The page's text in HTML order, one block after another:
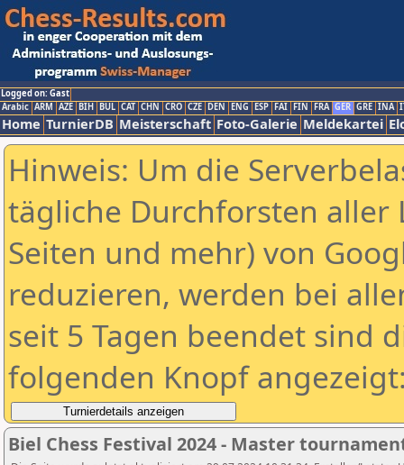
Logged on: Gast
Arabic ARM AZE BIH BUL CAT CHN CRO CZE DEN ENG ESP FAI FIN FRA GER GRE INA
Home TurnierDB Meisterschaft Foto-Galerie Meldekartei
Hinweis: Um die
tägliche Durchforsten aller
Seiten und mehr) von
reduzieren, werden bei
seit 5 Tagen beendet sind
folgenden Knopf
Biel Chess Festival 2024 - Master